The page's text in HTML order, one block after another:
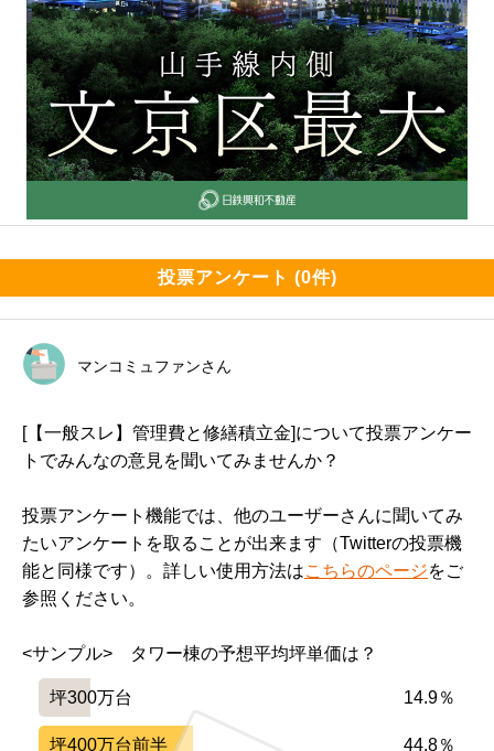
投票アンケート (0件)
マンコミュファンさん
[【一般スレ】管理費と修繕積立金]について投票アンケー
トでみんなの意見を聞いてみませんか？
投票アンケート機能では、他のユーザーさんに聞いてみ
たいアンケートを取ることが出来ます（Twitterの投票機
能と同様です）。詳しい使用方法はこちらのページをご
参照ください。
<サンプル>　タワー棟の予想平均坪単価は？
坪300万台 14.9％
坪400万台前半 44.8％